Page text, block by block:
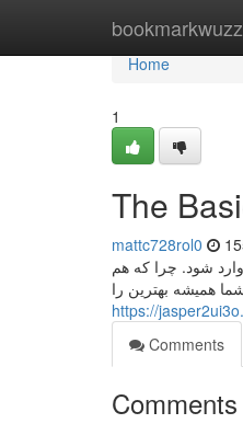
bookmarkwuzz
Home
Home
1
mattc728rol0
شود. چرا که هم
همیشه بهترین را
Comments
Comments